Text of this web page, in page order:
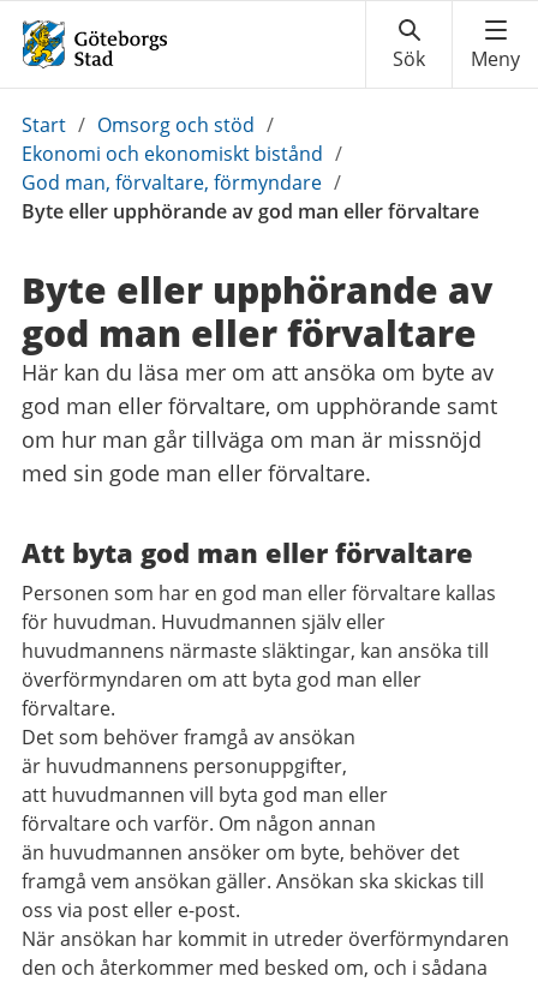
Du
är
här:
Start / Omsorg och stöd /
Ekonomi och ekonomiskt bistånd /
God man, förvaltare, förmyndare /
Byte eller upphörande av god man eller förvaltare
Byte eller upphörande av
god man eller förvaltare
Här kan du läsa mer om att ansöka om byte av
god man eller förvaltare, om upphörande samt
om hur man går tillväga om man är missnöjd
med sin gode man eller förvaltare.
Att byta god man eller förvaltare
Personen som har en god man eller förvaltare kallas
för huvudman. Huvudmannen själv eller
huvudmannens närmaste släktingar, kan ansöka till
överförmyndaren om att byta god man eller
förvaltare.
Det som behöver framgå av ansökan
är huvudmannens personuppgifter,
att huvudmannen vill byta god man eller
förvaltare och varför. Om någon annan
än huvudmannen ansöker om byte, behöver det
framgå vem ansökan gäller. Ansökan ska skickas till
oss via post eller e-post.
När ansökan har kommit in utreder överförmyndaren
den och återkommer med besked om, och i sådana